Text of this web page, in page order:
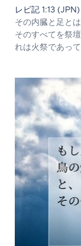
レビ記 1:13 (JPN)
その内臓と足と
そのすべてを祭
れは火祭であっ